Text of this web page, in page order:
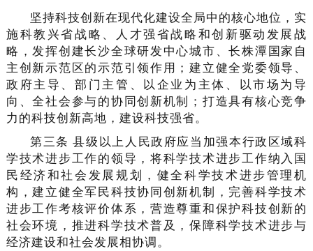
坚持科技创新在现代化建设全局中的核心地位，实
施科教兴省战略、人才强省战略和创新驱动发展战
略，发挥创建长沙全球研发中心城市、长株潭国家自
主创新示范区的示范引领作用；建立健全党委领导、
政府主导、部门主管、以企业为主体、以市场为导
向、全社会参与的协同创新机制；打造具有核心竞争
力的科技创新高地，建设科技强省。
第三条 县级以上人民政府应当加强本行政区域科
学技术进步工作的领导，将科学技术进步工作纳入国
民经济和社会发展规划，健全科学技术进步管理机
构，建立健全军民科技协同创新机制，完善科学技术
进步工作考核评价体系，营造尊重和保护科技创新的
社会环境，推进科学技术普及，保障科学技术进步与
经济建设和社会发展相协调。